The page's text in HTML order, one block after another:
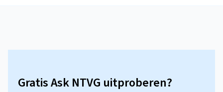
Gratis Ask NTVG uitproberen?